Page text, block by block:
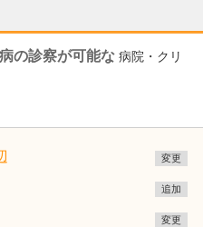
の診察が可能な 病院・クリ
変更
追加
変更